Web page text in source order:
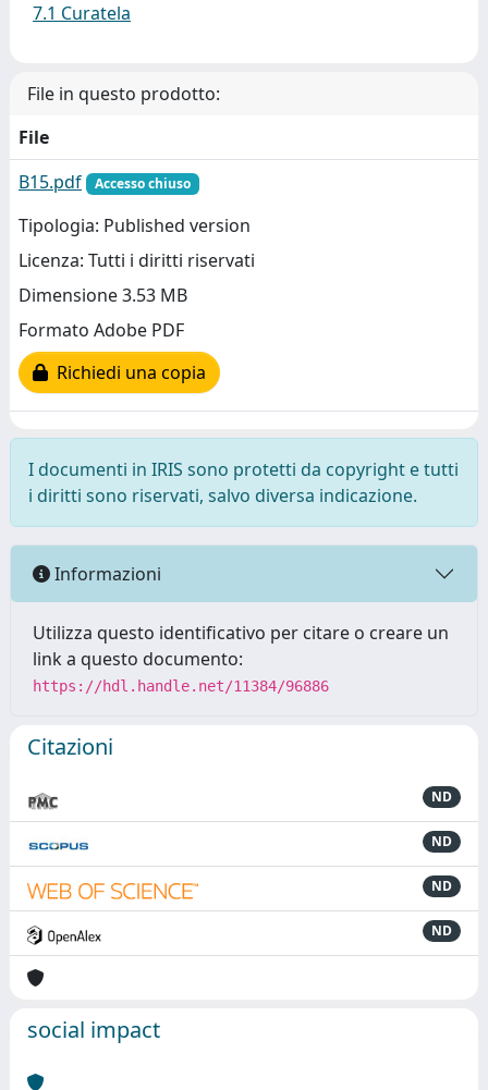
7.1 Curatela
File in questo prodotto:
File
B15.pdf
Accesso chiuso
Tipologia: Published version
Licenza: Tutti i diritti riservati
Dimensione 3.53 MB
Formato Adobe PDF
Richiedi una copia
I documenti in IRIS sono protetti da copyright e tutti
i diritti sono riservati, salvo diversa indicazione.
Informazioni
Utilizza questo identificativo per citare o creare un
link a questo documento:
https://hdl.handle.net/11384/96886
Citazioni
ND
ND
ND
ND
social impact